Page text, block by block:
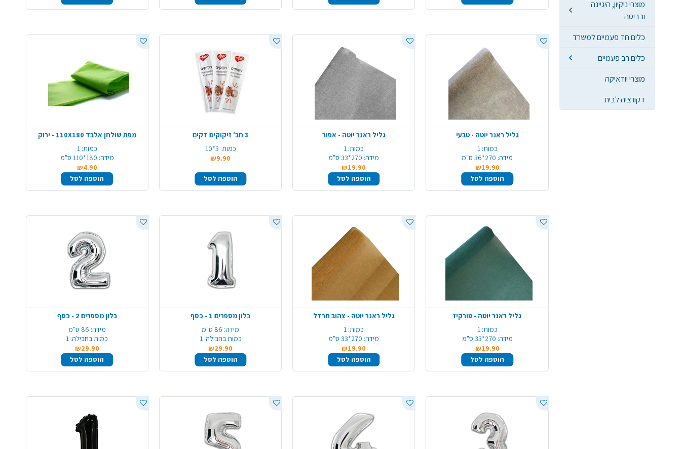
מוצרי ניקיון, היגיינה
וכביסה
כלים חד פעמיים למשרד
כלים רב פעמיים
מוצרי יודאיקה
דקורציה לבית
גליל ראנר יוטה - טבעי
כמות: 1
מידה: 270*36 ס"מ
₪19.90
הוספה לסל
גליל ראנר יוטה - אפור
כמות: 1
מידה: 270*33 ס"מ
₪19.90
הוספה לסל
3 חב' זיקוקים דקים
כמות: 3*10
₪9.90
הוספה לסל
מפת שולחן אלבד 110X180 - ירוק
כמות: 1
מידה: 180*110 ס"מ
₪4.90
הוספה לסל
גליל ראנר יוטה - טורקיז
כמות: 1
מידה: 270*33 ס"מ
₪19.90
הוספה לסל
גליל ראנר יוטה - צהוב חרדל
כמות: 1
מידה: 270*33 ס"מ
₪19.90
הוספה לסל
בלון מספרים 1 - כסף
מידה: 86 ס"מ
כמות בחבילה: 1
₪29.90
הוספה לסל
בלון מספרים 2 - כסף
מידה: 86 ס"מ
כמות בחבילה: 1
₪29.90
הוספה לסל